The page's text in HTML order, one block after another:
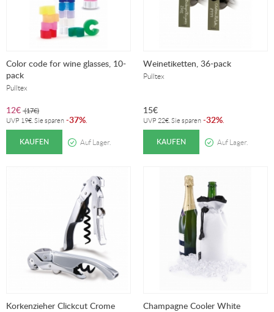
Color code for wine glasses, 10-
pack
Pulltex
12€ (17€)
UVP 19€ . Sie sparen -37%
KAUFEN Auf Lager.
Weinetiketten, 36-pack
Pulltex
15€
UVP 22€ . Sie sparen -32%
KAUFEN Auf Lager.
Korkenzieher Clickcut Crome Champagne Cooler White